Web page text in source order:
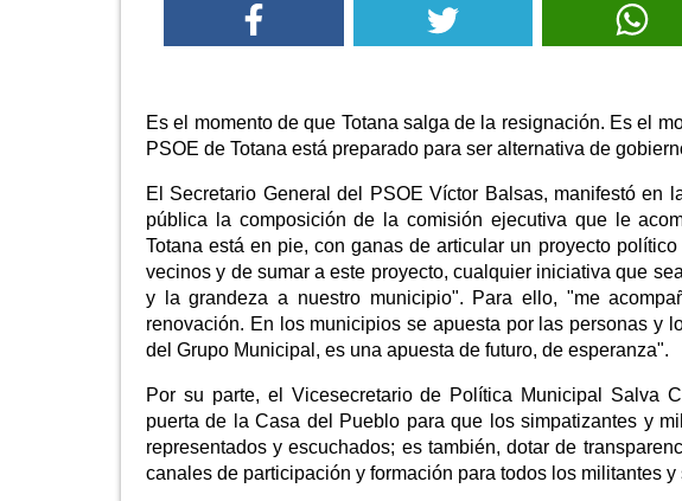
Es el momento de que Totana salga de la resignación. Es el
PSOE de Totana está preparado para ser alternativa de
El Secretario General del PSOE Víctor Balsas, manifestó en
pública la composición de la comisión ejecutiva que le
Totana está en pie, con ganas de articular un proyecto
vecinos y de sumar a este proyecto, cualquier iniciativa que
y la grandeza a nuestro municipio". Para ello, "me
renovación. En los municipios se apuesta por las personas y
del Grupo Municipal, es una apuesta de futuro, de esperanza".
Por su parte, el Vicesecretario de Política Municipal Salva
puerta de la Casa del Pueblo para que los simpatizantes y
representados y escuchados; es también, dotar de
canales de participación y formación para todos los militantes